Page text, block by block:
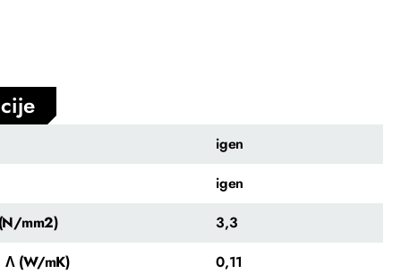
igen
igen
mm2)
3,3
Λ (W/mK)
0,11